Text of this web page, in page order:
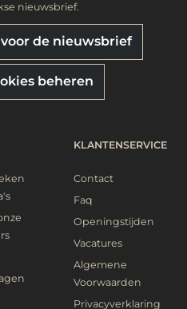
nieuwsbrief.
de nieuwsbrief
beheren
KLANTENSERVICE
Contact
Faq
Openingstijden
Vacatures
Algemene
Voorwaarden
Privacyverklaring